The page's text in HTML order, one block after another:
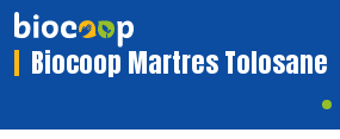
Biocoop Martres Tolosane